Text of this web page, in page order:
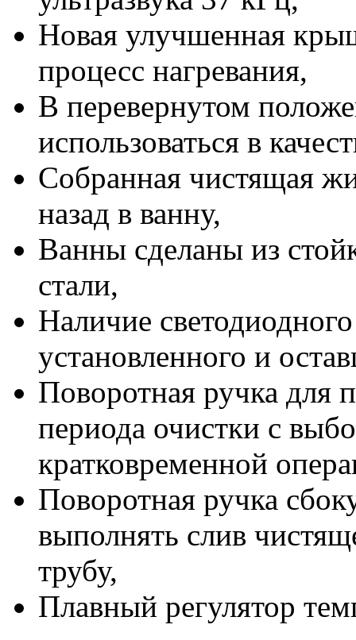
Новая улучшенная
процесс нагревания,
В перевернутом
использоваться в
Собранная чистящая
назад в ванну,
Ванны сделаны из
стали,
Наличие
установленного и
Поворотная ручка для
периода очистки с
кратковременной
Поворотная ручка
выполнять слив
трубу,
Плавный регулятор